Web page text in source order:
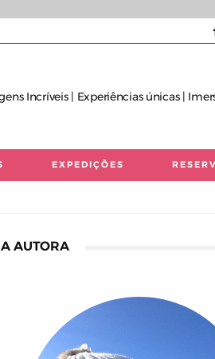
Incríveis | Experiências únicas |
EXPEDIÇÕES
A AUTORA